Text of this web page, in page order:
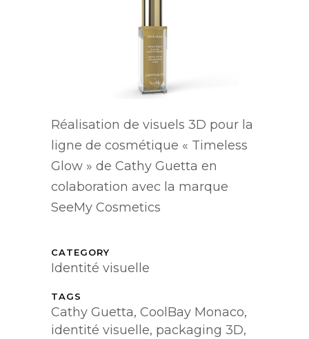
Réalisation de visuels 3D pour la
ligne de cosmétique « Timeless
Glow » de Cathy Guetta en
colaboration avec la marque
SeeMy Cosmetics
CATEGORY
Identité visuelle
TAGS
Cathy Guetta, CoolBay Monaco,
identité visuelle, packaging 3D,